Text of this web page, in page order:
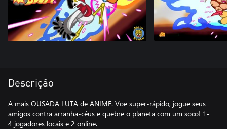
Descrição
A mais OUSADA LUTA de ANIME. Voe super-rápido, jogue seus
amigos contra arranha-céus e quebre o planeta com um soco! 1-
4 jogadores locais e 2 online.